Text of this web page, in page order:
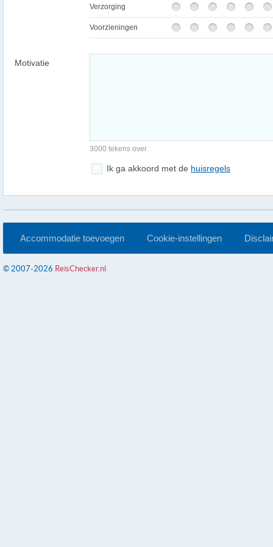
Verzorging
Voorzieningen
Motivatie
3000 tekens over
Ik ga akkoord met de huisregels
Accommodatie toevoegen Cookie-instellingen
© 2007-2026 ReisChecker.nl